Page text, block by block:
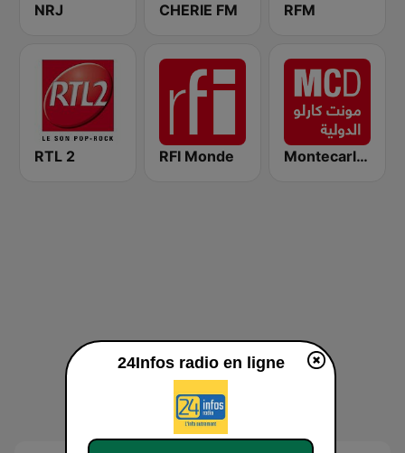
NRJ CHERIE FM RFM
RTL 2 RFI Monde Montecarlo al doualiya (مونت كارلو الدولية)
24Infos radio en ligne